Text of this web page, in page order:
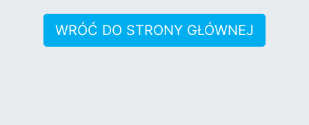
WRÓĆ DO STRONY GŁÓWNEJ